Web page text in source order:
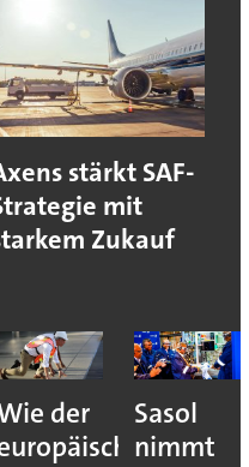
stärkt SAF-
mit
Zukauf
der
Sasol
nimmt